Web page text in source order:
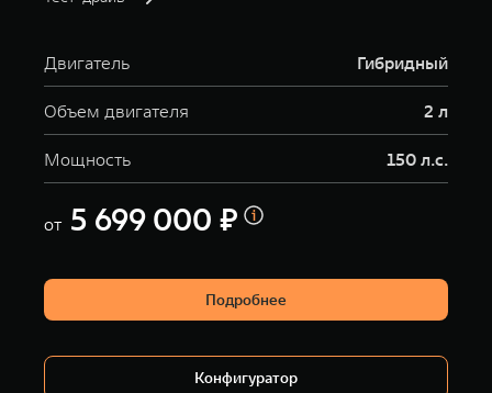
Двигатель Гибридный
Объем двигателя 2 л
Мощность 150 л.с.
от 5 699 000 ₽
Подробнее
Конфигуратор